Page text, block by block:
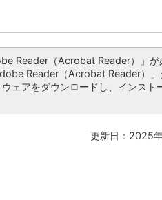
Reader（Acrobat Reader）」が
Reader（Acrobat Reader）」
ェアをダウンロードし、インスト
更新日：2025